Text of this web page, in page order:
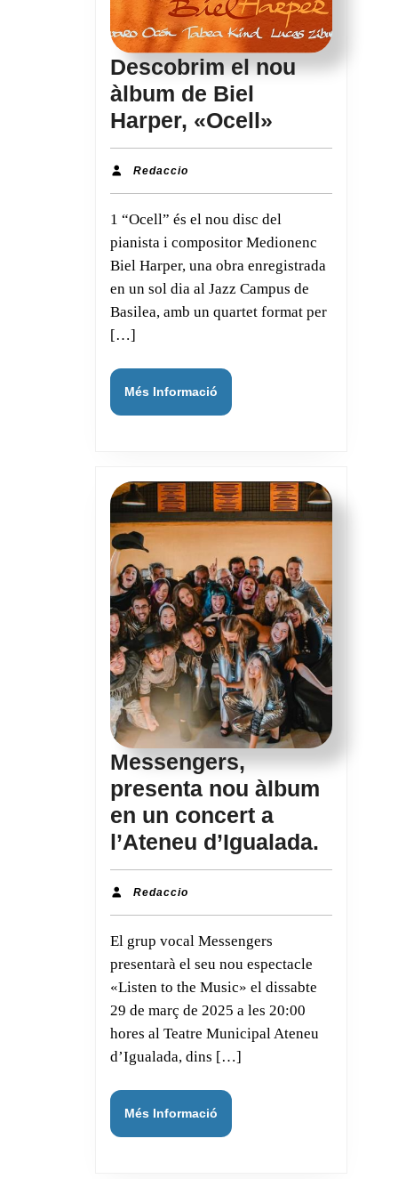
Descobrim el nou
àlbum de Biel
Harper, «Ocell»
el
àlbum
de
Biel
Harper,
«Ocell»
Redaccio
1 “Ocell” és el nou disc del
pianista i compositor Medionenc
Biel Harper, una obra enregistrada
en un sol dia al Jazz Campus de
Basilea, amb un quartet format per
[…]
Més Informació
Informació
Messengers,
presenta nou àlbum
en un concert a
l’Ateneu d’Igualada.
àlbum
Redaccio
presentarà el seu nou espectacle
«Listen to the Music» el dissabte
29 de març de 2025 a les 20:00
hores al Teatre Municipal Ateneu
d’Igualada, dins […]
Més Informació
Informació